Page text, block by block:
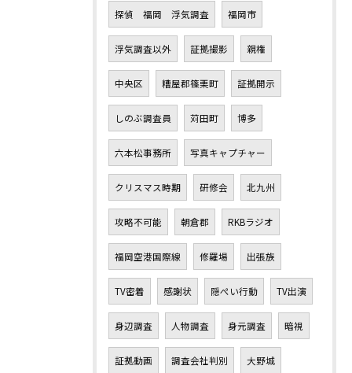
探偵 福岡 浮気調査 福岡市
浮気調査以外 証拠撮影 親権
中央区 糟屋郡篠栗町 証拠開示
しのぶ調査員 苅田町 博多
六本松事務所 写真キャプチャー
クリスマス時期 研修会 北九州
攻略不可能 朝倉郡 RKBラジオ
福岡空港国際線 修羅場 出張族
TV密着 感謝状 隠ぺい行動 TV出演
身辺調査 人物調査 身元調査 暗視
証拠動画 調査会社判別 大野城